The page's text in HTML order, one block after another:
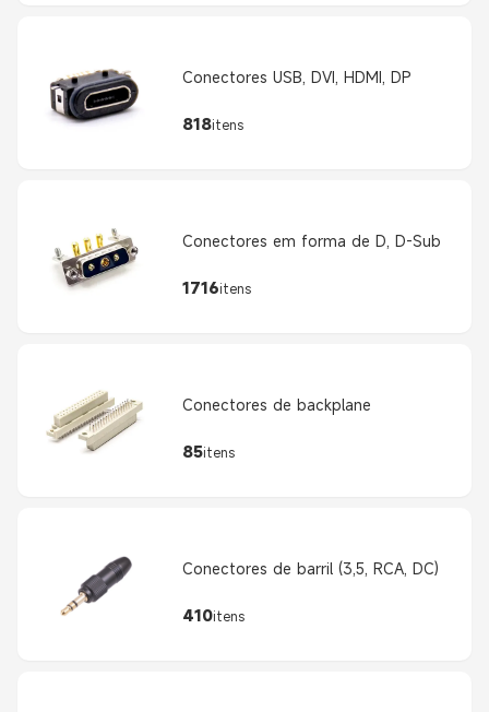
Conectores USB, DVI, HDMI, DP
818itens
Conectores em forma de D, D-Sub
1716itens
Conectores de backplane
85itens
Conectores de barril (3,5, RCA, DC)
410itens